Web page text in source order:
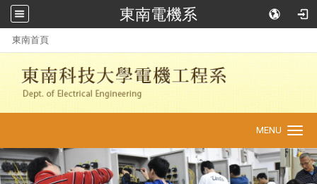
東南電機系
東南首頁
navigation
MENU